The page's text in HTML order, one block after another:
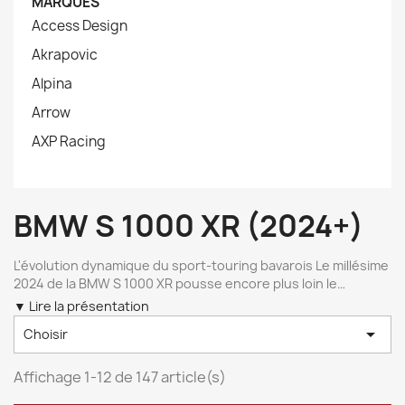
Access Design
Akrapovic
Alpina
Arrow
AXP Racing
BMW S 1000 XR (2024+)
L'évolution dynamique du sport-touring bavarois Le millésime
2024 de la BMW S 1000 XR pousse encore plus loin le
concept de sportivité au long cours. Avec son bloc quatre
cylindres affûté issu de la Superbike et sa partie-cycle ultra-
dynamique, cette machine exige des équipements
aftermarket d'une rigueur absolue pour exprimer son plein
potentiel sans dénaturer son ADN technologique. Les
motards exigeants cherchent avant tout à concilier la
▼ Lire la présentation
Choisir

Affichage 1-12 de 147 article(s)